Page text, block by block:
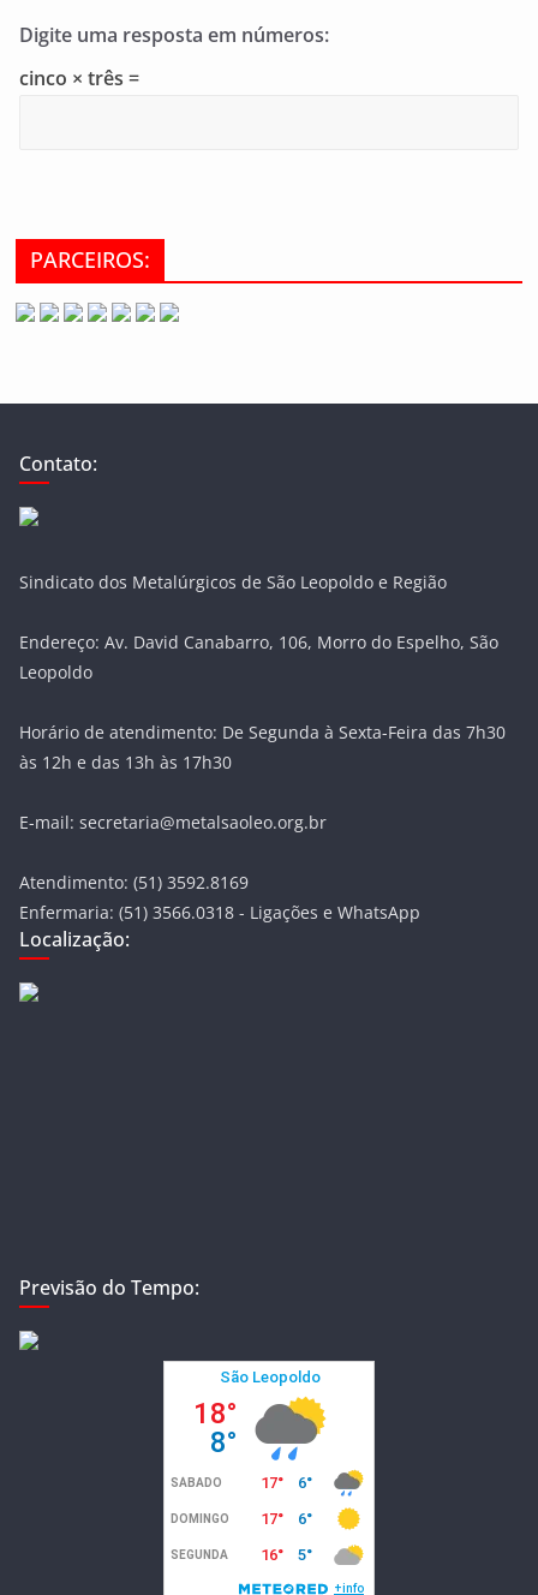
Digite uma resposta em números:
cinco × três =
PARCEIROS:
Contato:
Sindicato dos Metalúrgicos de São Leopoldo e Região
Endereço: Av. David Canabarro, 106, Morro do Espelho, São
Leopoldo
Horário de atendimento: De Segunda à Sexta-Feira das 7h30
às 12h e das 13h às 17h30
E-mail: secretaria@metalsaoleo.org.br
Atendimento: (51) 3592.8169
Enfermaria: (51) 3566.0318 - Ligações e WhatsApp
Localização:
Previsão do Tempo: